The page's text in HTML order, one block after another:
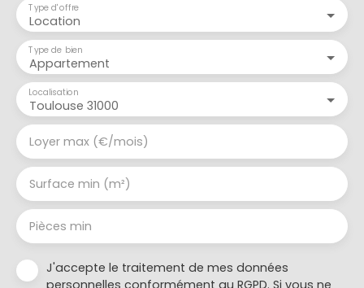
Location
Type d'offre
Appartement
Type de bien
Toulouse 31000
Localisation
Loyer max (€/mois)
Surface min (m²)
Pièces min
J'accepte le traitement de mes données
personnelles conformément au RGPD. Si vous ne